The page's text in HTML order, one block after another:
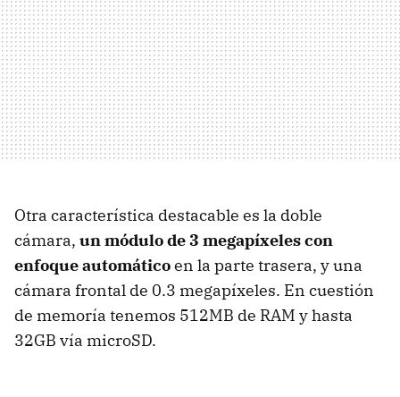
Otra característica destacable es la doble
cámara, un módulo de 3 megapíxeles con
enfoque automáticoen la parte trasera, y una
cámara frontal de 0.3 megapíxeles. En cuestión
de memoría tenemos 512MB de RAM y hasta
32GB vía microSD.